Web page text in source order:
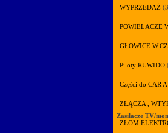
WYPRZEDAŻ
POWIELACZE
GŁOWICE W.CZ.
Piloty RUWIDO
Części do CAR
ZŁĄCZA ,
Zasilacze TV/
ZŁOM